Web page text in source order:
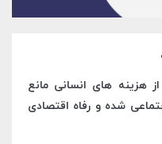
هزینه های انسانی مانع
شده و رفاه اقتصادی